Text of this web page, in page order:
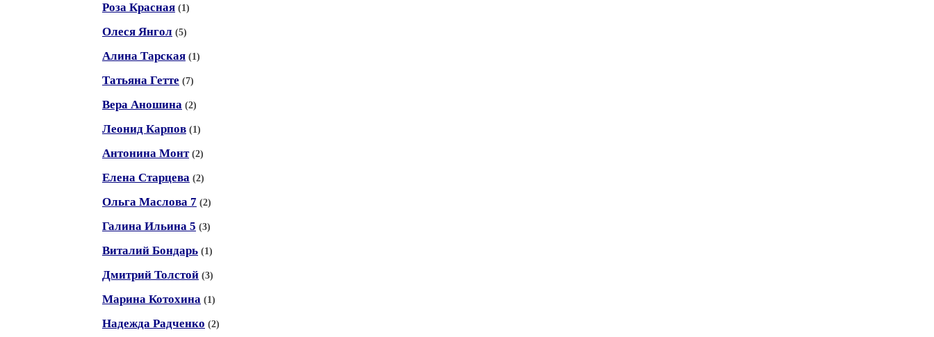
Роза Красная (1)
Олеся Янгол (5)
Алина Тарская (1)
Татьяна Гетте (7)
Вера Аношина (2)
Леонид Карпов (1)
Антонина Монт (2)
Елена Старцева (2)
Ольга Маслова 7 (2)
Галина Ильина 5 (3)
Виталий Бондарь (1)
Дмитрий Толстой (3)
Марина Котохина (1)
Надежда Радченко (2)